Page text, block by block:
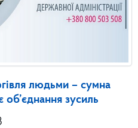
людьми – сумна
об’єднання зусиль